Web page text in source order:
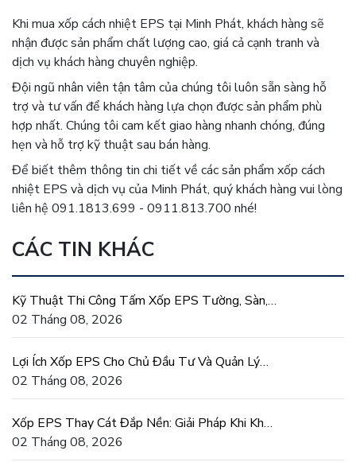
Khi mua xốp cách nhiệt EPS tại Minh Phát, khách hàng sẽ
nhận được sản phẩm chất lượng cao, giá cả cạnh tranh và
dịch vụ khách hàng chuyên nghiệp.
Đội ngũ nhân viên tận tâm của chúng tôi luôn sẵn sàng hỗ
trợ và tư vấn để khách hàng lựa chọn được sản phẩm phù
hợp nhất. Chúng tôi cam kết giao hàng nhanh chóng, đúng
hẹn và hỗ trợ kỹ thuật sau bán hàng.
Để biết thêm thông tin chi tiết về các sản phẩm xốp cách
nhiệt EPS và dịch vụ của Minh Phát, quý khách hàng vui lòng
liên hệ 091.1813.699 - 0911.813.700 nhé!
CÁC TIN KHÁC
Kỹ Thuật Thi Công Tấm Xốp EPS Tường, Sàn,
Mái Đúng Chuẩn
02 Tháng 08, 2026
Lợi Ích Xốp EPS Cho Chủ Đầu Tư Và Quản Lý
Dự Án Xây Dựng
02 Tháng 08, 2026
Xốp EPS Thay Cát Đắp Nền: Giải Pháp Khi Khan
Hiếm Cát San Lấp
02 Tháng 08, 2026